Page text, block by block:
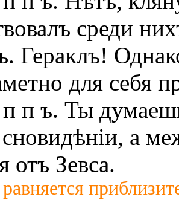
среди
Гераклъ!
для себя
п ъ. Ты
а
отъ Зевса.